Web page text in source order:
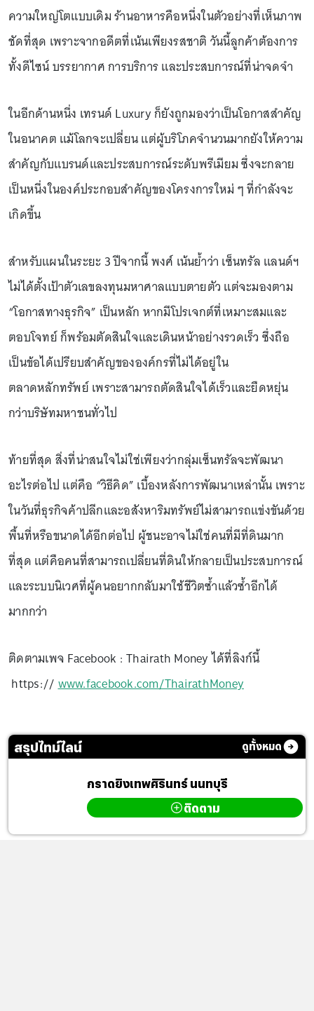
ความใหญ่โตแบบเดิม ร้านอาหารคือหนึ่งในตัวอย่างที่เห็นภาพ
ชัดที่สุด เพราะจากอดีตที่เน้นเพียงรสชาติ วันนี้ลูกค้าต้องการ
ทั้งดีไซน์ บรรยากาศ การบริการ และประสบการณ์ที่น่าจดจำ
ในอีกด้านหนึ่ง เทรนด์ Luxury ก็ยังถูกมองว่าเป็นโอกาสสำคัญ
ในอนาคต แม้โลกจะเปลี่ยน แต่ผู้บริโภคจำนวนมากยังให้ความ
สำคัญกับแบรนด์และประสบการณ์ระดับพรีเมียม ซึ่งจะกลาย
เป็นหนึ่งในองค์ประกอบสำคัญของโครงการใหม่ ๆ ที่กำลังจะ
เกิดขึ้น
สำหรับแผนในระยะ 3 ปีจากนี้ พงศ์ เน้นย้ำว่า เซ็นทรัล แลนด์ฯ
ไม่ได้ตั้งเป้าตัวเลขลงทุนมหาศาลแบบตายตัว แต่จะมองตาม
“โอกาสทางธุรกิจ” เป็นหลัก หากมีโปรเจกต์ที่เหมาะสมและ
ตอบโจทย์ ก็พร้อมตัดสินใจและเดินหน้าอย่างรวดเร็ว ซึ่งถือ
เป็นข้อได้เปรียบสำคัญขององค์กรที่ไม่ได้อยู่ใน
ตลาดหลักทรัพย์ เพราะสามารถตัดสินใจได้เร็วและยืดหยุ่น
กว่าบริษัทมหาชนทั่วไป
ท้ายที่สุด สิ่งที่น่าสนใจไม่ใช่เพียงว่ากลุ่มเซ็นทรัลจะพัฒนา
อะไรต่อไป แต่คือ “วิธีคิด” เบื้องหลังการพัฒนาเหล่านั้น เพราะ
ในวันที่ธุรกิจค้าปลีกและอสังหาริมทรัพย์ไม่สามารถแข่งขันด้วย
พื้นที่หรือขนาดได้อีกต่อไป ผู้ชนะอาจไม่ใช่คนที่มีที่ดินมาก
ที่สุด แต่คือคนที่สามารถเปลี่ยนที่ดินให้กลายเป็นประสบการณ์
และระบบนิเวศที่ผู้คนอยากกลับมาใช้ชีวิตซ้ำแล้วซ้ำอีกได้
มากกว่า
ติดตามเพจ Facebook : Thairath Money ได้ที่ลิงก์นี้
https://www.facebook.com/ThairathMoney
สรุปไทม์ไลน์ ดูทั้งหมด
กราดยิงเทพศิรินทร์ นนทบุรี
ติดตาม